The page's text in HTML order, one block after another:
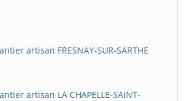
artisan FRESNAY-SUR-SARTHE
artisan LA CHAPELLE-SAiNT-